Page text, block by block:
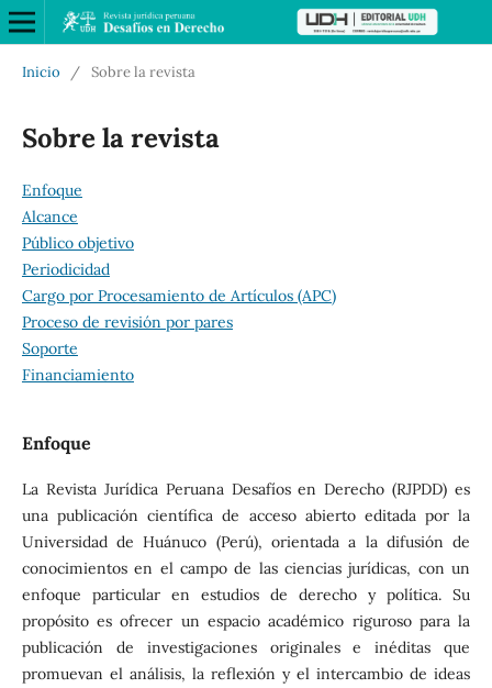
Inicio / Sobre la revista
Sobre la revista
Enfoque
Alcance
Público objetivo
Periodicidad
Cargo por Procesamiento de Artículos (APC)
Proceso de revisión por pares
Soporte
Financiamiento
Enfoque
La Revista Jurídica Peruana Desafíos en Derecho (RJPDD) es
una publicación científica de acceso abierto editada por la
Universidad de Huánuco (Perú), orientada a la difusión de
conocimientos en el campo de las ciencias jurídicas, con un
enfoque particular en estudios de derecho y política. Su
propósito es ofrecer un espacio académico riguroso para la
publicación de investigaciones originales e inéditas que
promuevan el análisis, la reflexión y el intercambio de ideas